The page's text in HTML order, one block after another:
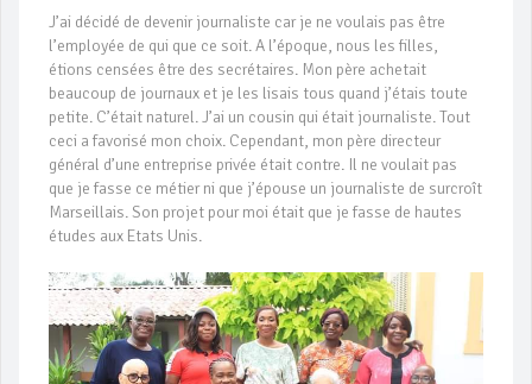
J’ai décidé de devenir journaliste car je ne voulais pas être
l’employée de qui que ce soit. A l’époque, nous les filles,
étions censées être des secrétaires. Mon père achetait
beaucoup de journaux et je les lisais tous quand j’étais toute
petite. C’était naturel. J’ai un cousin qui était journaliste. Tout
ceci a favorisé mon choix. Cependant, mon père directeur
général d’une entreprise privée était contre. Il ne voulait pas
que je fasse ce métier ni que j’épouse un journaliste de surcroît
Marseillais. Son projet pour moi était que je fasse de hautes
études aux Etats Unis.